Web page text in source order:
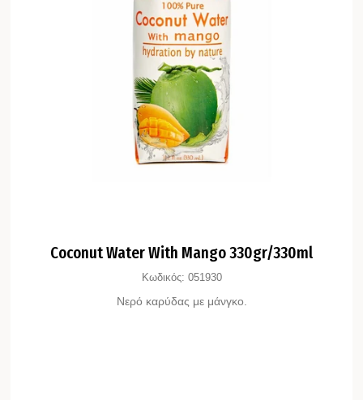
Coconut Water With Mango 330gr/330ml
Κωδικός: 051930
Νερό καρύδας με μάνγκο.